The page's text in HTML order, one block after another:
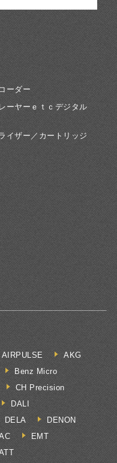
ーダー
ーヤーｅｔｃデジタル
イザー／カートリッジ
AIRPULSE
AKG
Benz Micro
CH Precision
DALI
DELA
DENON
EMT